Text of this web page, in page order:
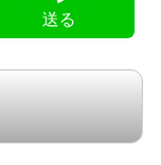
送る